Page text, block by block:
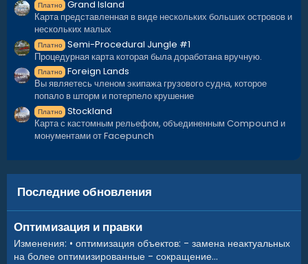
Платно Grand Island
Карта представленная в виде нескольких больших островов и
нескольких малых
Платно Semi-Procedural Jungle #1
Процедурная карта которая была доработана вручную.
Платно Foreign Lands
Вы являетесь членом экипажа грузового судна, которое
попало в шторм и потерпело крушение
Платно Stockland
Карта с кастомным рельефом, объединенным Compound и
монументами от Facepunch
Последние обновления
Оптимизация и правки
Изменения: • оптимизация объектов: - замена неактуальных
на более оптимизированные - сокращение...